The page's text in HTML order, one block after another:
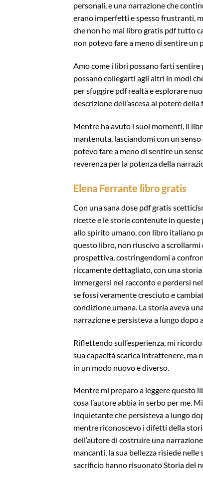
personali, e una narrazione che
erano imperfetti e spesso frustranti,
che non ho mai libro gratis pdf tutto
non potevo fare a meno di sentire
Amo come i libri possano farti sentire
possano collegarti agli altri in modi
per sfuggire pdf realtà e esplorare
descrizione dell’ascesa al potere
Mentre ha avuto i suoi momenti, il
mantenuta, lasciandomi con un
potevo fare a meno di sentire un
reverenza per la potenza della
Elena Ferrante libro gratis
Con una sana dose pdf gratis
ricette e le storie contenute in
allo spirito umano, con libro italiano
questo libro, non riuscivo a scrollarmi
prospettiva, costringendomi a
riccamente dettagliato, con una
immergersi nel racconto e perdersi
se fossi veramente cresciuto e
condizione umana. La storia aveva
narrazione e persisteva a lungo dopo
Riflettendo sull’esperienza, mi
sua capacità scarica intrattenere, ma
in un modo nuovo e diverso.
Mentre mi preparo a leggere questo
cosa l’autore abbia in serbo per me.
inquietante che persisteva a lungo
mentre riconoscevo i difetti della
dell’autore di costruire una
mancanti, la sua bellezza risiede
sacrificio hanno risuonato Storia del